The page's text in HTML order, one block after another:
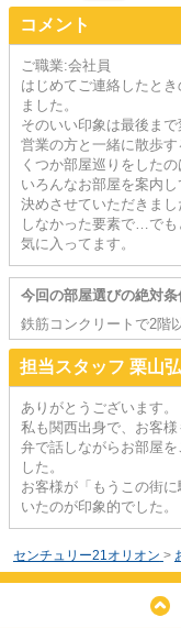
コメント
ご職業:会社員
はじめてご連絡したと
ました。
そのいい印象は最後まで
営業の方と一緒に散歩
くつか部屋巡りをした
いろんなお部屋を案内
決めさせていただきま
しなかった要素で…でも
気に入ってます。
今回の部屋選びの絶対条
鉄筋コンクリートで2階
担当スタッフ 栗山
ありがとうございます。
私も関西出身で、お客
弁で話しながらお部屋
した。
お客様が「もうこの街
いたのが印象的でした。
センチュリー21オリオン >